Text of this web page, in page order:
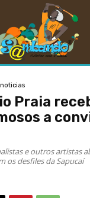
noticias
Praia
a
e outros artistas
os desfiles da Sapucaí